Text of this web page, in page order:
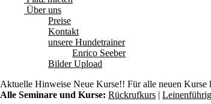
Über uns
Preise
Kontakt
unsere Hundetrainer
Enrico Seeber
Bilder Upload
Aktuelle Hinweise Neue Kurse!! Für alle neuen Kurse
Alle Seminare und Kurse: Rückrufkurs |